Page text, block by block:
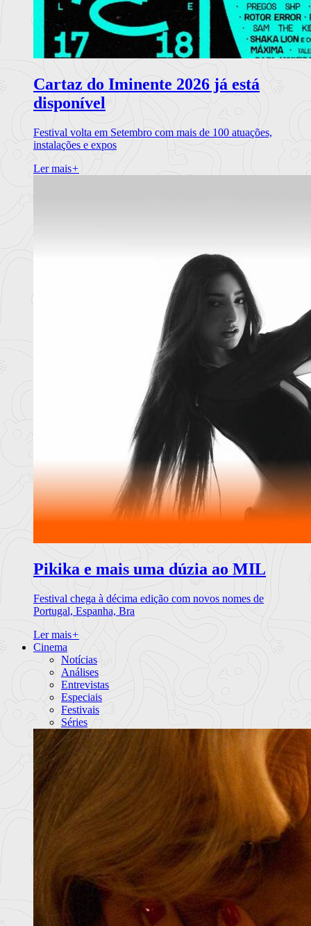
Cartaz do Iminente 2026 já está
disponível
Festival volta em Setembro com mais de 100 atuações,
instalações e expos
Ler mais+
Pikika e mais uma dúzia ao MIL
Festival chega à décima edição com novos nomes de
Portugal, Espanha, Bra
Ler mais+
Cinema
Notícias
Análises
Entrevistas
Especiais
Festivais
Séries